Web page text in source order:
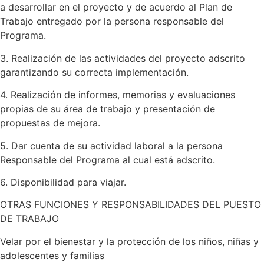
a desarrollar en el proyecto y de acuerdo al Plan de
Trabajo entregado por la persona responsable del
Programa.
3. Realización de las actividades del proyecto adscrito
garantizando su correcta implementación.
4. Realización de informes, memorias y evaluaciones
propias de su área de trabajo y presentación de
propuestas de mejora.
5. Dar cuenta de su actividad laboral a la persona
Responsable del Programa al cual está adscrito.
6. Disponibilidad para viajar.
OTRAS FUNCIONES Y RESPONSABILIDADES DEL PUESTO
DE TRABAJO
Velar por el bienestar y la protección de los niños, niñas y
adolescentes y familias